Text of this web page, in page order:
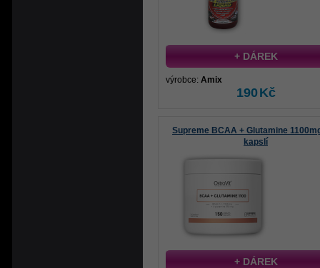
+ DÁREK
výrobce: Amix
190Kč
Supreme BCAA + Glutamine
kapslí
+ DÁREK